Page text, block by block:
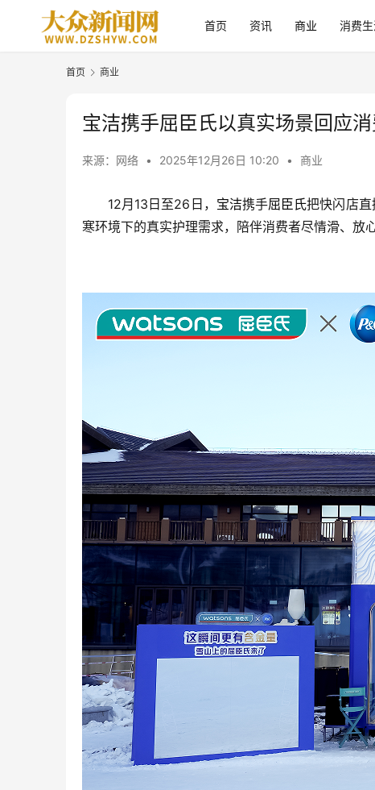
首页 资讯 商业 消费
首页 商业
宝洁携手屈臣氏以真实场景回应
来源：网络 • 2025年12月26日 10:20 • 商业
12月13日至26日， 宝洁携手屈臣氏把快闪店直
寒环境下的真实护理需求，陪伴消费者尽情滑、放